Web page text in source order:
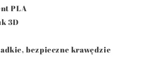
PLA
3D
bezpieczne krawędzie